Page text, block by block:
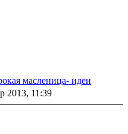
масленица- идеи
2013, 11:39